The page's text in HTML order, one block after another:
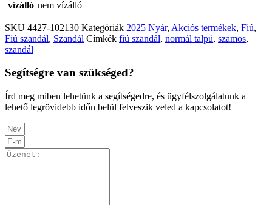
vízálló nem vízálló
SKU 4427-102130 Kategóriák 2025 Nyár, Akciós termékek, Fiú,
Fiú szandál, Szandál Címkék fiú szandál, normál talpú, szamos,
szandál
Segítségre van szükséged?
Írd meg miben lehetünk a segítségedre, és ügyfélszolgálatunk a
lehető legrövidebb időn belül felveszik veled a kapcsolatot!